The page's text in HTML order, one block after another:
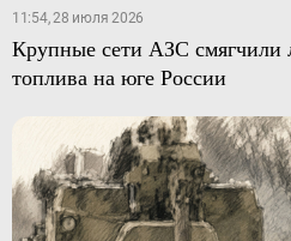
11:54, 28 июля 2026
Крупные сети АЗС смягчили
топлива на юге России